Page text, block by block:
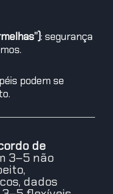
: segurança
podem se
de
3–5 não
dados